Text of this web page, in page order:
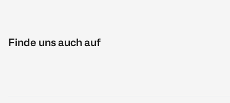
Finde uns auch auf